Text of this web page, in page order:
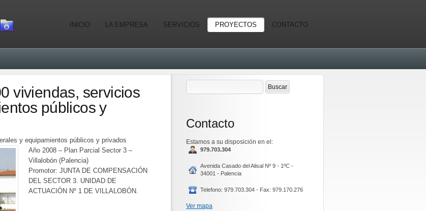
INICIO LA EMPRESA SERVICIOS PROYECTOS CONTACTO
viviendas, servicios
públicos y
y equipamientos públicos y privados
Año 2008 – Plan Parcial Sector 3 –
Villalobón (Palencia)
Promotor: JUNTA DE COMPENSACIÓN
DEL SECTOR 3. UNIDAD DE
ACTUACIÓN Nº 1 DE VILLALOBÓN.
Contacto
Estamos a su disposición en el:
979.703.304
Avenida Casado del Alisal Nº 9 - 1ºC -
34001 - Palencia
Telefono: 979.703.304 - Fax: 979.170.276
Ver mapa